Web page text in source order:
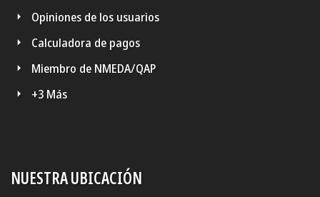
Opiniones de los usuarios
Calculadora de pagos
Miembro de NMEDA/QAP
+3 Más
NUESTRA UBICACIÓN